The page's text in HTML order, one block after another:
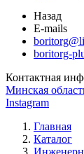
Назад
E-mails
boritorg-
Контактная
Минская
Instagram
Главная
Каталог